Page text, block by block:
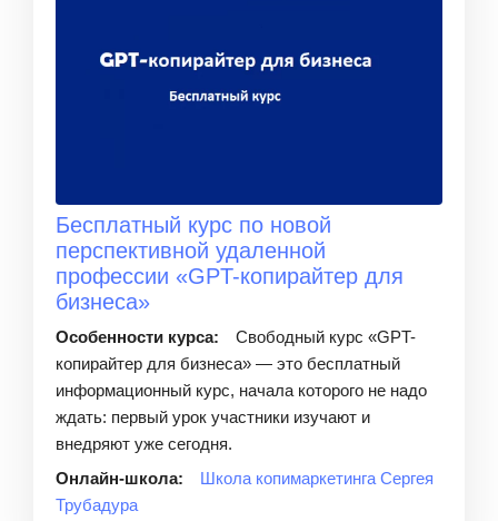
Бесплатный курс по новой
перспективной удаленной
профессии «GPT-копирайтер для
бизнеса»
Особенности курса:
Свободный курс «GPT-
копирайтер для бизнеса» — это бесплатный
информационный курс, начала которого не надо
ждать: первый урок участники изучают и
внедряют уже сегодня.
Онлайн-школа:
Школа копимаркетинга Сергея
Трубадура